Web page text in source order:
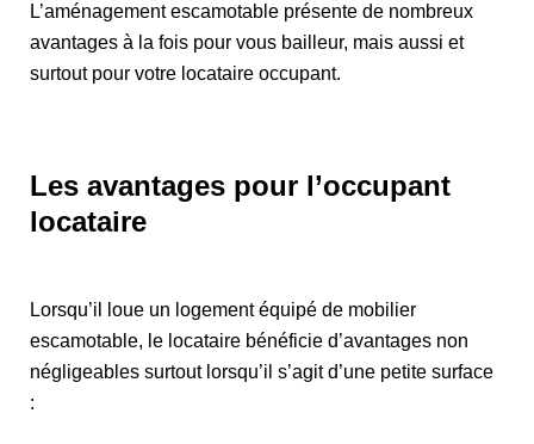
L’aménagement escamotable présente de nombreux
avantages à la fois pour vous bailleur, mais aussi et
surtout pour votre locataire occupant.
Les avantages pour l’occupant
locataire
Lorsqu’il loue un logement équipé de mobilier
escamotable, le locataire bénéficie d’avantages non
négligeables surtout lorsqu’il s’agit d’une petite surface
: